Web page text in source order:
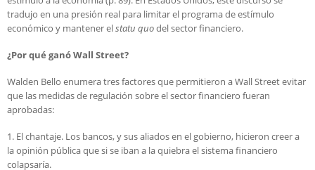
tradujo en una presión real para limitar el programa de estímulo
económico y mantener elstatu quodel sector financiero.
¿Por qué ganó Wall Street?
Walden Bello enumera tres factores que permitieron a Wall Street evitar
que las medidas de regulación sobre el sector financiero fueran
aprobadas:
1. El chantaje. Los bancos, y sus aliados en el gobierno, hicieron creer a
la opinión pública que si se iban a la quiebra el sistema financiero
colapsaría.